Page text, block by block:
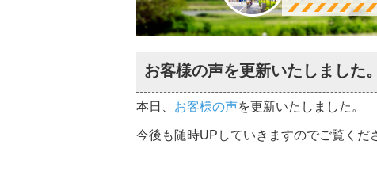
お客様の声を更新いたしました。
本日、 お客様の声を更新いたしました。
今後も随時UPしていきますのでご覧くだ